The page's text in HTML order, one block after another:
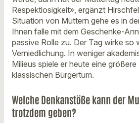
Respektlosigkeit», ergänzt
Situation von Müttern gehe es in
Ihnen falle mit dem Geschenke-
passive Rolle zu. Der Tag wirke so
Verniedlichung. In weniger
Milieus spiele er heute eine größere
klassischen Bürgertum.
Welche Denkanstöße kann der
trotzdem geben?